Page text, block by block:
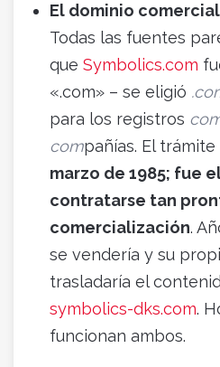
El dominio
Todas las fuentes
que Symbolics.com
«.com» – se eligió
para los registros
compañías. El
marzo de 1985; fue
contratarse tan
comercialización.
se vendería y su
trasladaría el
symbolics-dks.com.
funcionan ambos.